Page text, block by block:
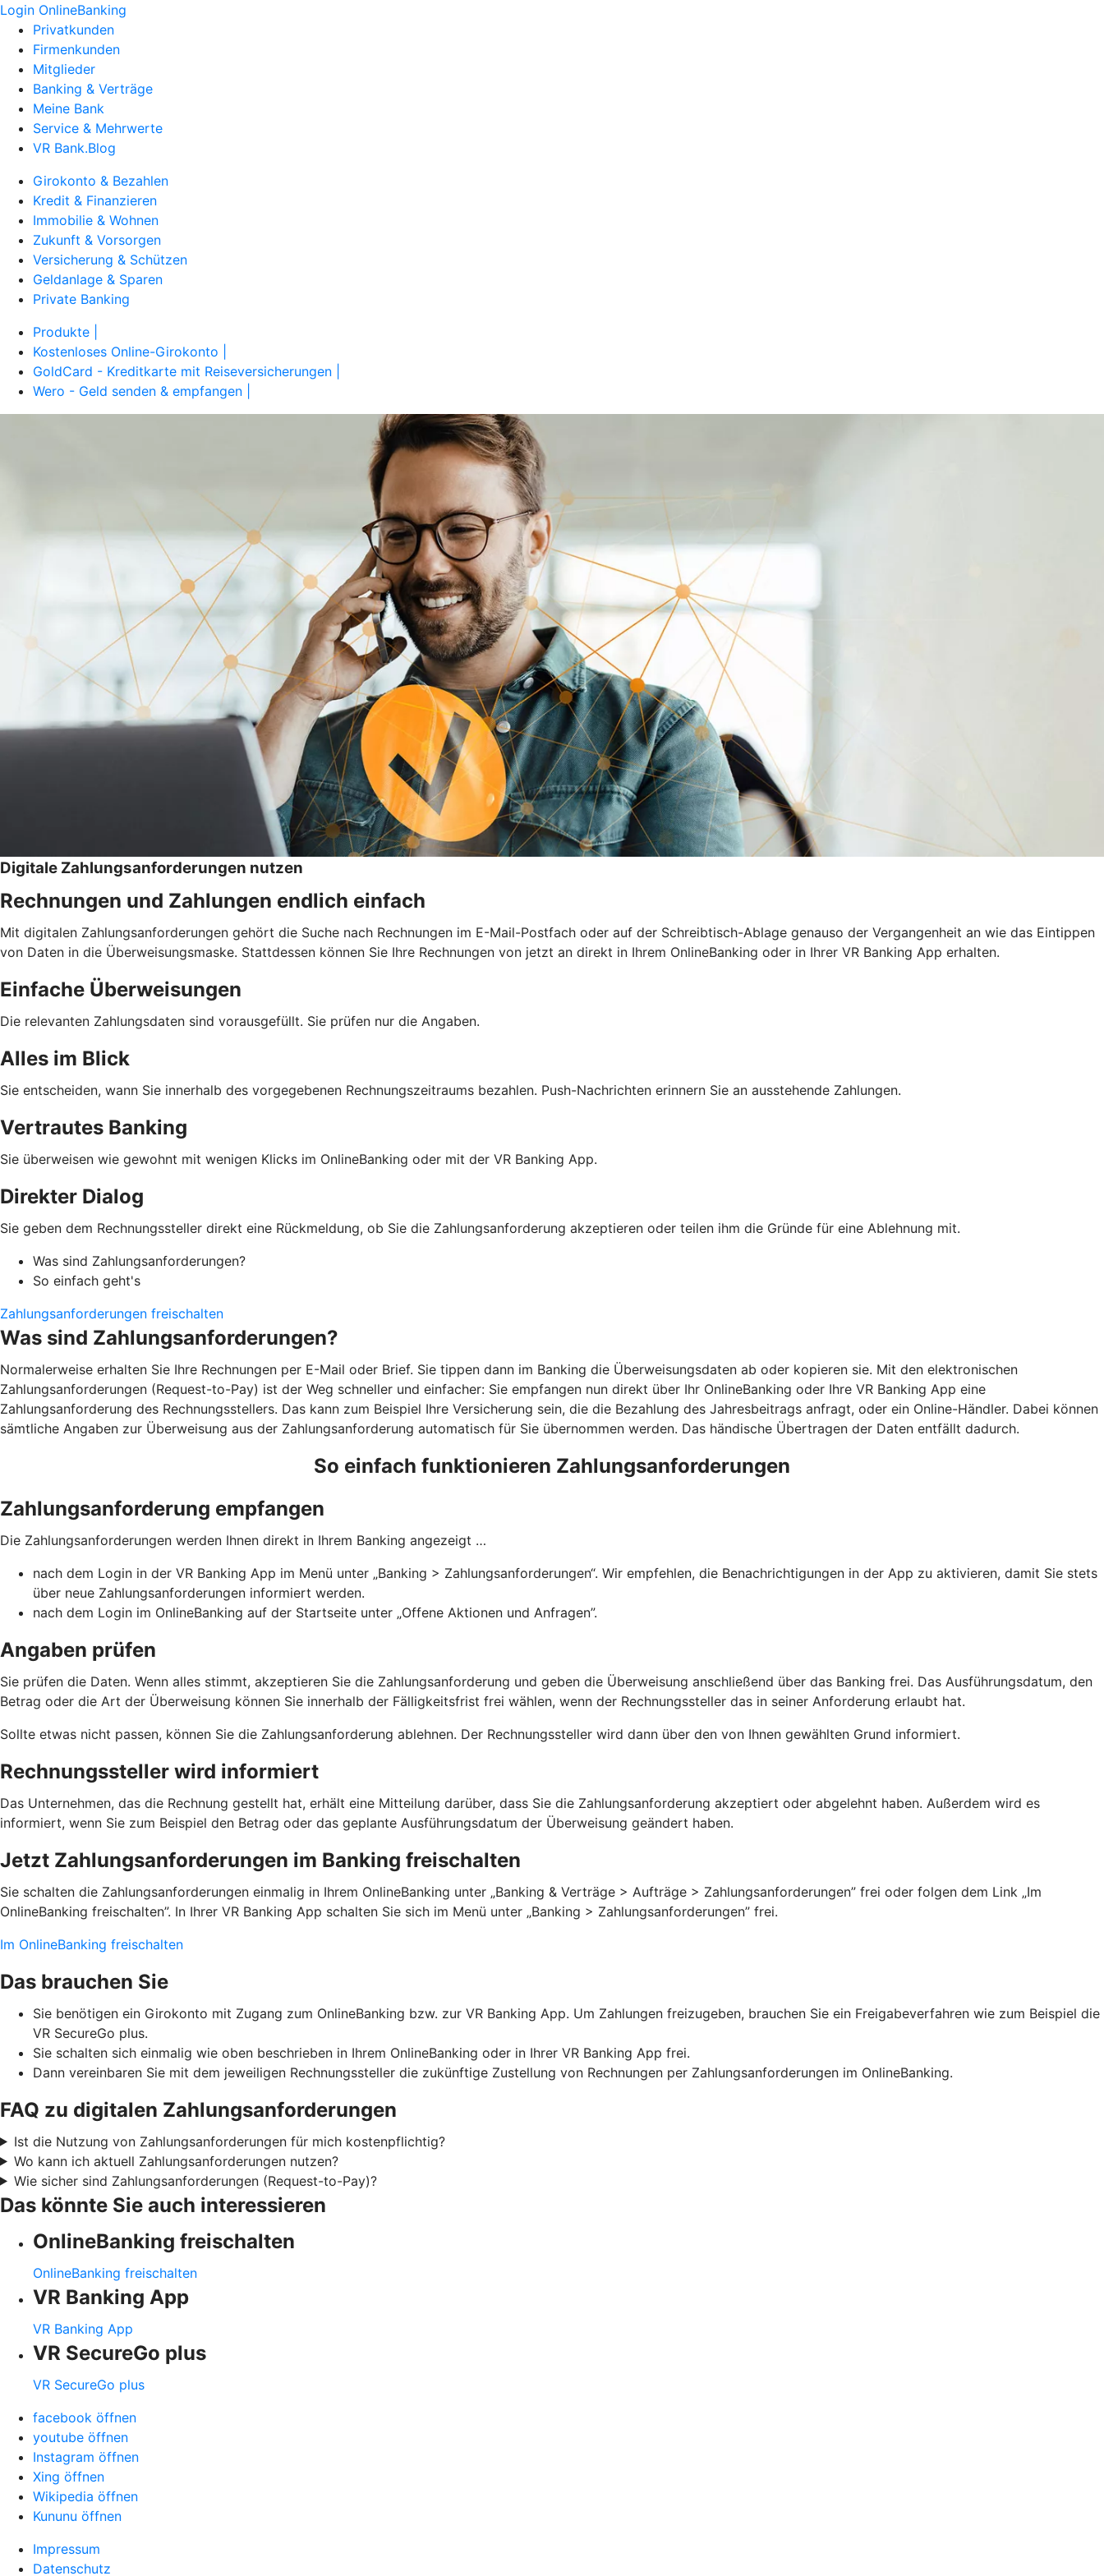
Login OnlineBanking
Privatkunden
Firmenkunden
Mitglieder
Banking & Verträge
Meine Bank
Service & Mehrwerte
VR Bank.Blog
Girokonto & Bezahlen
Kredit & Finanzieren
Immobilie & Wohnen
Zukunft & Vorsorgen
Versicherung & Schützen
Geldanlage & Sparen
Private Banking
Produkte |
Kostenloses Online-Girokonto |
GoldCard - Kreditkarte mit Reiseversicherungen |
Wero - Geld senden & empfangen |
Digitale Zahlungsanforderungen nutzen
Rechnungen und Zahlungen endlich einfach
Mit digitalen Zahlungsanforderungen gehört die Suche nach Rechnungen im E-Mail-Postfach oder auf der Schreibtisch-Ablage genauso der Vergangenheit an wie das Eintippen
von Daten in die Überweisungsmaske. Stattdessen können Sie Ihre Rechnungen von jetzt an direkt in Ihrem OnlineBanking oder in Ihrer VR Banking App erhalten.
Einfache Überweisungen
Die relevanten Zahlungsdaten sind vorausgefüllt. Sie prüfen nur die Angaben.
Alles im Blick
Sie entscheiden, wann Sie innerhalb des vorgegebenen Rechnungszeitraums bezahlen. Push-Nachrichten erinnern Sie an ausstehende Zahlungen.
Vertrautes Banking
Sie überweisen wie gewohnt mit wenigen Klicks im OnlineBanking oder mit der VR Banking App.
Direkter Dialog
Sie geben dem Rechnungssteller direkt eine Rückmeldung, ob Sie die Zahlungsanforderung akzeptieren oder teilen ihm die Gründe für eine Ablehnung mit.
Was sind Zahlungsanforderungen?
So einfach geht's
Zahlungsanforderungen freischalten
Was sind Zahlungsanforderungen?
Normalerweise erhalten Sie Ihre Rechnungen per E-Mail oder Brief. Sie tippen dann im Banking die Überweisungsdaten ab oder kopieren sie. Mit den elektronischen
Zahlungsanforderungen (Request-to-Pay) ist der Weg schneller und einfacher: Sie empfangen nun direkt über Ihr OnlineBanking oder Ihre VR Banking App eine
Zahlungsanforderung des Rechnungsstellers. Das kann zum Beispiel Ihre Versicherung sein, die die Bezahlung des Jahresbeitrags anfragt, oder ein Online-Händler. Dabei können
sämtliche Angaben zur Überweisung aus der Zahlungsanforderung automatisch für Sie übernommen werden. Das händische Übertragen der Daten entfällt dadurch.
So einfach funktionieren Zahlungsanforderungen
Zahlungsanforderung empfangen
Die Zahlungsanforderungen werden Ihnen direkt in Ihrem Banking angezeigt …
nach dem Login in der VR Banking App im Menü unter „Banking > Zahlungsanforderungen“. Wir empfehlen, die Benachrichtigungen in der App zu aktivieren, damit Sie stets
über neue Zahlungsanforderungen informiert werden.
nach dem Login im OnlineBanking auf der Startseite unter „Offene Aktionen und Anfragen”.
Angaben prüfen
Sie prüfen die Daten. Wenn alles stimmt, akzeptieren Sie die Zahlungsanforderung und geben die Überweisung anschließend über das Banking frei. Das Ausführungsdatum, den
Betrag oder die Art der Überweisung können Sie innerhalb der Fälligkeitsfrist frei wählen, wenn der Rechnungssteller das in seiner Anforderung erlaubt hat.
Sollte etwas nicht passen, können Sie die Zahlungsanforderung ablehnen. Der Rechnungssteller wird dann über den von Ihnen gewählten Grund informiert.
Rechnungssteller wird informiert
Das Unternehmen, das die Rechnung gestellt hat, erhält eine Mitteilung darüber, dass Sie die Zahlungsanforderung akzeptiert oder abgelehnt haben. Außerdem wird es
informiert, wenn Sie zum Beispiel den Betrag oder das geplante Ausführungsdatum der Überweisung geändert haben.
Jetzt Zahlungsanforderungen im Banking freischalten
Sie schalten die Zahlungsanforderungen einmalig in Ihrem OnlineBanking unter „Banking & Verträge > Aufträge > Zahlungsanforderungen”­ frei oder folgen dem Link „Im
OnlineBanking freischalten”. In Ihrer VR Banking App schalten Sie sich im Menü unter „Banking > Zahlungsanforderungen” frei.
Im OnlineBanking freischalten
Das brauchen Sie
Sie benötigen ein Girokonto mit Zugang zum OnlineBanking bzw. zur VR Banking App. Um Zahlungen freizugeben, brauchen Sie ein Freigabeverfahren wie zum Beispiel die
VR SecureGo plus.
Sie schalten sich einmalig wie oben beschrieben in Ihrem OnlineBanking oder in Ihrer VR Banking App frei.
Dann vereinbaren Sie mit dem jeweiligen Rechnungssteller die zukünftige Zustellung von Rechnungen per Zahlungsanforderungen im OnlineBanking.
FAQ zu digitalen Zahlungsanforderungen
Ist die Nutzung von Zahlungsanforderungen für mich kostenpflichtig?
Wo kann ich aktuell Zahlungsanforderungen nutzen?
Wie sicher sind Zahlungsanforderungen (Request-to-Pay)?
Das könnte Sie auch interessieren
OnlineBanking freischalten
OnlineBanking freischalten
VR Banking App
VR Banking App
VR SecureGo plus
VR SecureGo plus
facebook öffnen
youtube öffnen
Instagram öffnen
Xing öffnen
Wikipedia öffnen
Kununu öffnen
Impressum
Datenschutz